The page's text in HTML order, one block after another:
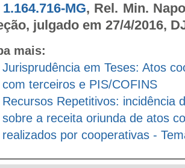
MG, Rel. Min.
julgado em 27/4/2016,
mais:
Jurisprudência em Teses: Atos
com terceiros e PIS/COFINS
Recursos Repetitivos: incidência
sobre a receita oriunda de atos
realizados por cooperativas -